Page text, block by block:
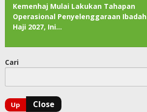
Kemenhaj Mulai Lakukan Tahapan
Operasional Penyelenggaraan Ibadah
Haji 2027, Ini…
Cari